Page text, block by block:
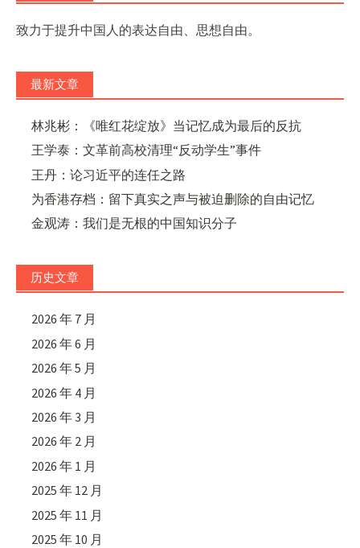
致力于提升中国人的表达自由、思想自由。
最新文章
林兆彬：《唯红花绽放》当记忆成为最后的反抗
王学泰：文革前高校清理“反动学生”事件
王丹：论习近平的连任之路
为香港存档：留下真实之声与被迫删除的自由记忆
金观涛：我们是无根的中国知识分子
历史文章
2026 年 7 月
2026 年 6 月
2026 年 5 月
2026 年 4 月
2026 年 3 月
2026 年 2 月
2026 年 1 月
2025 年 12 月
2025 年 11 月
2025 年 10 月